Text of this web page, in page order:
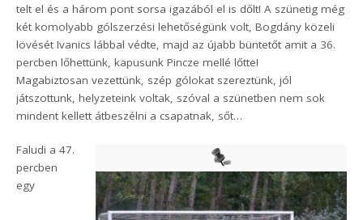
telt el és a három pont sorsa igazából el is dőlt! A szünetig még
két komolyabb gólszerzési lehetőségünk volt, Bogdány közeli
lövését Ivanics lábbal védte, majd az újabb büntetőt amit a 36.
percben lőhettünk, kapusunk Pincze mellé lőtte!
Magabiztosan vezettünk, szép gólokat szereztünk, jól
játszottunk, helyzeteink voltak, szóval a szünetben nem sok
mindent kellett átbeszélni a csapatnak, sőt…
Faludi a 47.
percben
egy